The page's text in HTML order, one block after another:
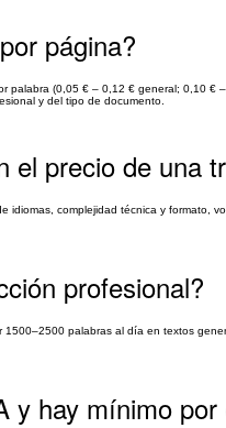
página?
palabra (0,05 € – 0,12 € general; 0,10
y del tipo de documento.
el precio de una
idiomas, complejidad técnica y formato,
profesional?
palabras al día en textos
y hay mínimo por